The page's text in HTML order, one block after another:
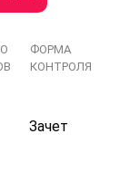
ФОРМА
КОНТРОЛЯ
Зачет